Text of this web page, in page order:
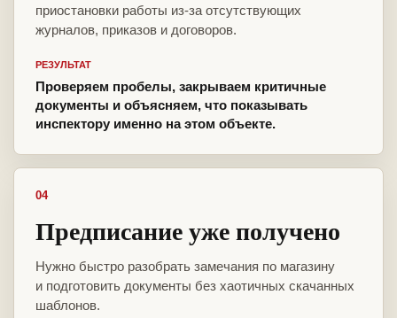
приостановки работы из-за отсутствующих
журналов, приказов и договоров.
РЕЗУЛЬТАТ
Проверяем пробелы, закрываем критичные
документы и объясняем, что показывать
инспектору именно на этом объекте.
04
Предписание уже получено
Нужно быстро разобрать замечания по магазину
и подготовить документы без хаотичных скачанных
шаблонов.